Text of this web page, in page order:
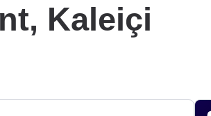
Kaleiçi